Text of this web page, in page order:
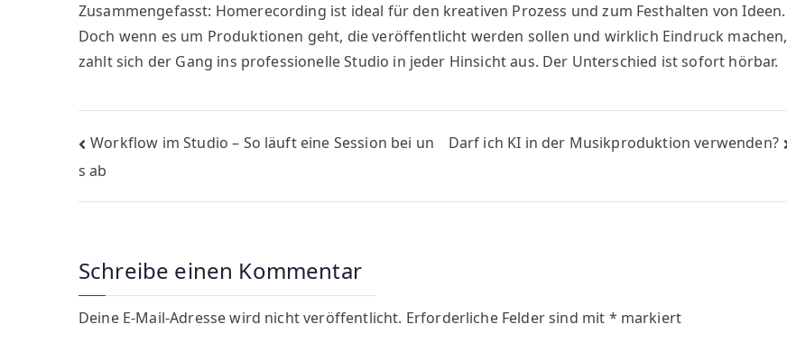
Zusammengefasst: Homerecording ist ideal für den kreativen Prozess und zum Festhalten von Ideen.
Doch wenn es um Produktionen geht, die veröffentlicht werden sollen und wirklich Eindruck machen,
zahlt sich der Gang ins professionelle Studio in jeder Hinsicht aus. Der Unterschied ist sofort hörbar.
Beitragsnavigation
Workflow im Studio – So läuft eine Session bei un
s ab
Darf ich KI in der Musikproduktion verwenden?
Schreibe einen Kommentar
Deine E-Mail-Adresse wird nicht veröffentlicht. Erforderliche Felder sind mit * markiert